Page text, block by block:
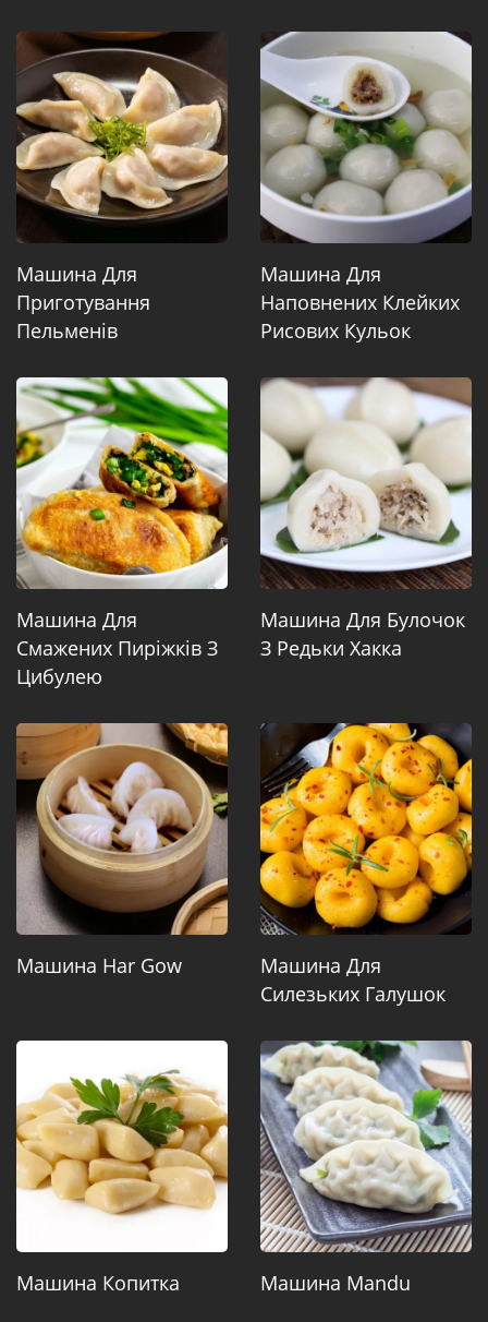
Машина Для
Приготування
Пельменів
Машина Для
Наповнених Клейких
Рисових Кульок
Машина Для
Смажених Пиріжків З
Цибулею
Машина Для Булочок
З Редьки Хакка
Машина Har Gow
Машина Для
Силезьких Галушок
Машина Копитка Машина Mandu